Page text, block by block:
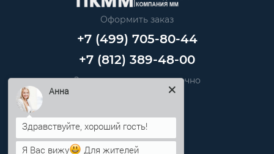
Оформить заказ
+7 (499) 705-80-44
+7 (812) 389-48-00
Звоните нам круглосуточно
Информация
Здравствуйте, хороший гость!